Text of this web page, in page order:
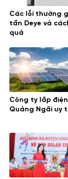
Các lỗi thường
tần Deye và
quả
Công ty lắp
Quảng Ngãi uy